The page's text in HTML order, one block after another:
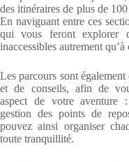
des itinéraires de plus de
En naviguant entre ces
qui vous feront explorer
inaccessibles autrement qu’à
Les parcours sont
et de conseils, afin de
aspect de votre aventure
gestion des points de
pouvez ainsi organiser
toute tranquillité.